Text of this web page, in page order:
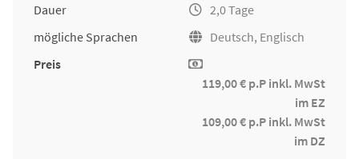
Dauer
2,0 Tage
mögliche Sprachen
Deutsch, Englisch
Preis
119,00 € p.P inkl. MwSt
im EZ
109,00 € p.P inkl. MwSt
im DZ